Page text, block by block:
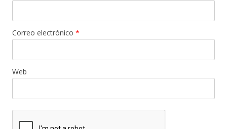
Correo electrónico *
Web